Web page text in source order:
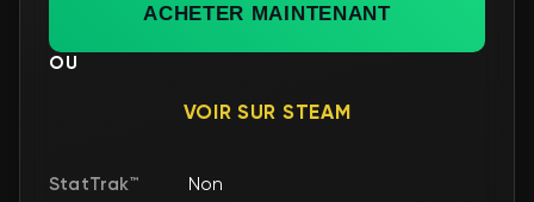
ACHETER MAINTENANT
OU
VOIR SUR STEAM
StatTrak™
Non